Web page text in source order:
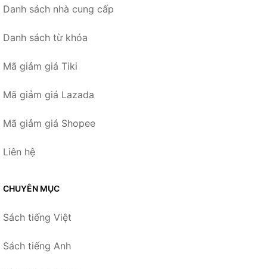
Danh sách nhà cung cấp
Danh sách từ khóa
Mã giảm giá Tiki
Mã giảm giá Lazada
Mã giảm giá Shopee
Liên hệ
CHUYÊN MỤC
Sách tiếng Việt
Sách tiếng Anh